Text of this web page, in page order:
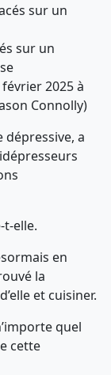
sur un
2025 à
Connolly)
a
t-elle.
en
la
et cuisiner.
quel
cette